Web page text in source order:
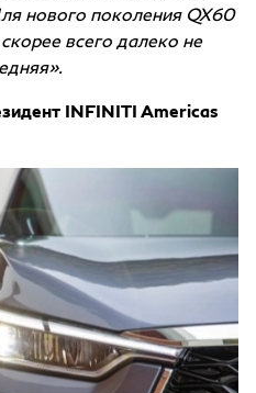
нового поколения QX60
всего далеко не
INFINITI Americas